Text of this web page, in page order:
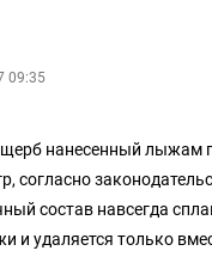
09:35
нанесенный лыжам
согласно
состав навсегда
и удаляется только